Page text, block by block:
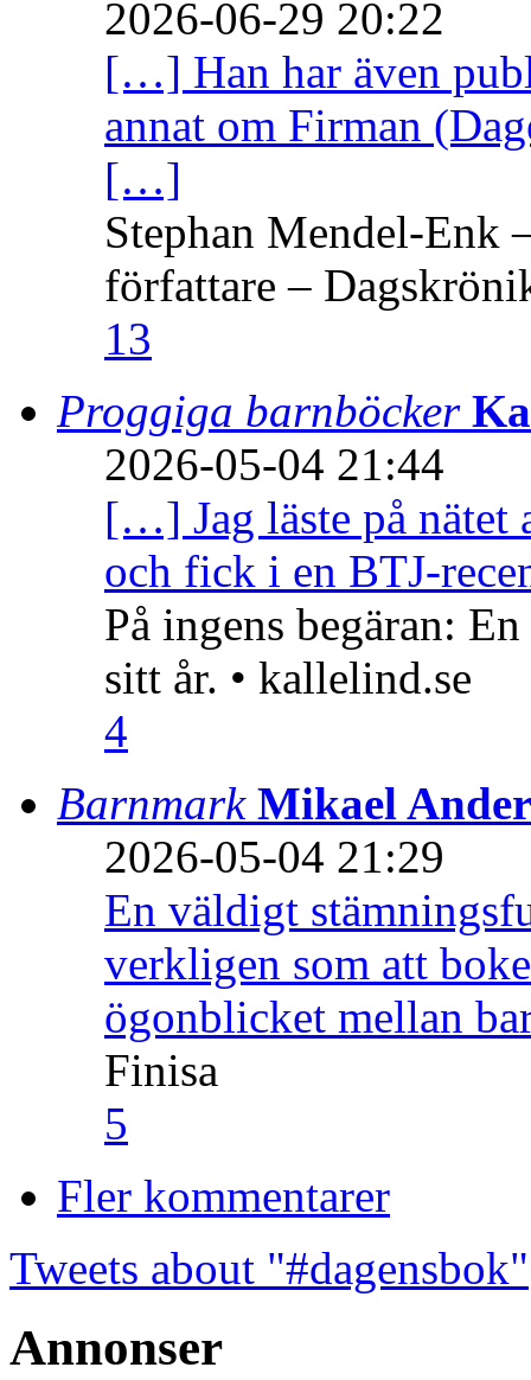
2026-06-29 20:22
[…] Han har även
annat om Firman
[…]
Stephan Mendel-Enk
författare –
13
Proggiga barnböcker
2026-05-04 21:44
[…] Jag läste på nätet
och fick i en BTJ-
På ingens begäran:
sitt år. • kallelind.se
4
Barnmark Mikael
2026-05-04 21:29
En väldigt
verkligen som att
ögonblicket mellan
Finisa
5
Fler kommentarer
Tweets about "#dagensbok"
Annonser